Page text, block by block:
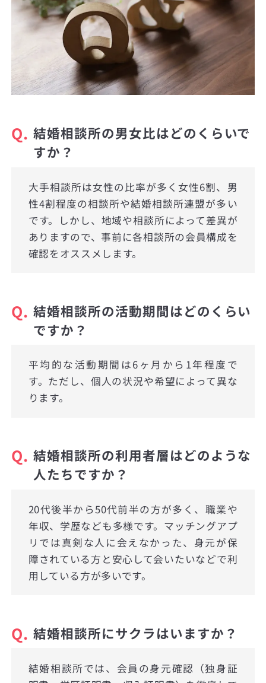
Q. 結婚相談所の男女比はどのくらいで
すか？
大手相談所は女性の比率が多く女性6割、男
性4割程度の相談所や結婚相談所連盟が多い
です。しかし、地域や相談所によって差異が
ありますので、事前に各相談所の会員構成を
確認をオススメします。
Q. 結婚相談所の活動期間はどのくらい
ですか？
平均的な活動期間は6ヶ月から1年程度で
す。ただし、個人の状況や希望によって異な
ります。
Q. 結婚相談所の利用者層はどのような
人たちですか？
20代後半から50代前半の方が多く、職業や
年収、学歴なども多様です。マッチングアプ
リでは真剣な人に会えなかった、身元が保
障されている方と安心して会いたいなどで利
用している方が多いです。
Q. 結婚相談所にサクラはいますか？
結婚相談所では、会員の身元確認（独身証